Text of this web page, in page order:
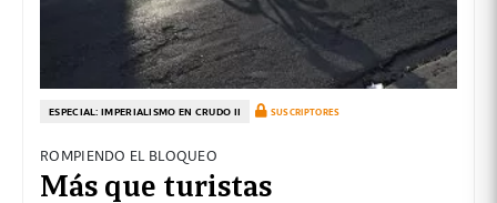
ESPECIAL: IMPERIALISMO EN CRUDO II SUSCRIPTORES
ROMPIENDO EL BLOQUEO
Más que turistas